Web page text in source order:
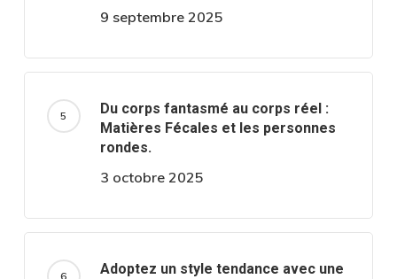
9 septembre 2025
Du corps fantasmé au corps réel :
Matières Fécales et les personnes
rondes.
3 octobre 2025
Adoptez un style tendance avec une